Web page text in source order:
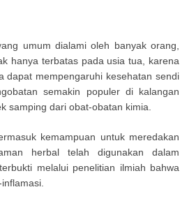
umum dialami oleh banyak orang,
hanya terbatas pada usia tua, karena
dapat mempengaruhi kesehatan sendi
semakin populer di kalangan
samping dari obat-obatan kimia.
kemampuan untuk meredakan
herbal telah digunakan dalam
melalui penelitian ilmiah bahwa